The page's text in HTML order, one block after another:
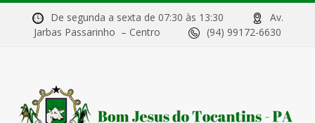
De segunda a sexta de 07:30 às 13:30
Av.
Jarbas Passarinho – Centro
(94) 99172-6630